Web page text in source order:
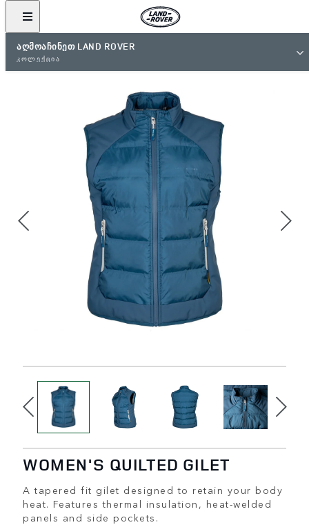
ᲐᲦᲛᲝᲐᲩᲘᲜᲔᲗ LAND ROVER
ᲙᲝᲚᲔᲥᲪᲘᲐ
WOMEN'S QUILTED GILET
A tapered fit gilet designed to retain your body
heat. Features thermal insulation, heat-welded
panels and side pockets.